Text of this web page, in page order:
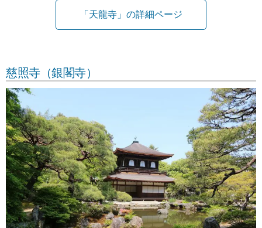
「天龍寺」の詳細ページ
慈照寺（銀閣寺）